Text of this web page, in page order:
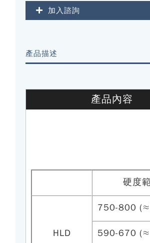
加入諮詢
產品描述
產品內容
硬度
HLD
750-800
590-670